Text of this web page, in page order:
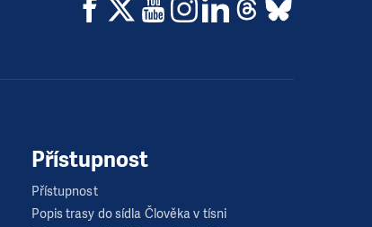
Přístupnost
Přístupnost
Popis trasy do sídla Člověka v tísni